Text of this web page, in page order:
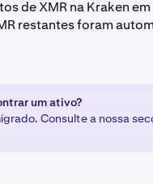
de XMR na Kraken
restantes foram
um ativo?
Consulte a nossa